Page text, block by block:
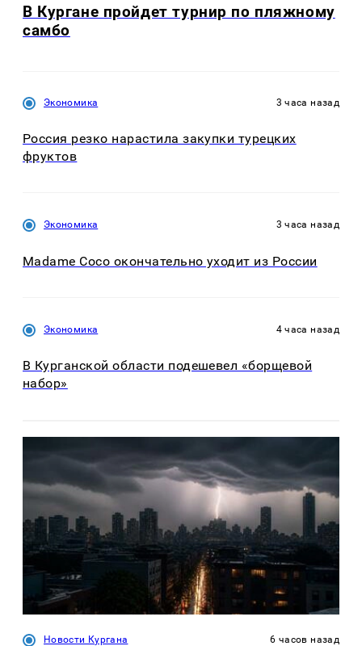
В Кургане пройдет турнир по пляжному
самбо
Экономика 3 часа назад
Россия резко нарастила закупки турецких
фруктов
Экономика 3 часа назад
Madame Coco окончательно уходит из России
Экономика 4 часа назад
В Курганской области подешевел «борщевой
набор»
Новости Кургана 6 часов назад